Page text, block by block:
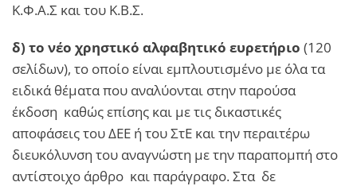
Κ.Φ.Α.Σ και του Κ.Β.Σ.
δ) το νέο χρηστικό αλφαβητικό ευρετήριο (120
σελίδων), το οποίο είναι εμπλουτισμένο με όλα τα
ειδικά θέματα που αναλύονται στην παρούσα
έκδοση καθώς επίσης και με τις δικαστικές
αποφάσεις του ΔΕΕ ή του ΣτΕ και την περαιτέρω
διευκόλυνση του αναγνώστη με την παραπομπή στο
αντίστοιχο άρθρο και παράγραφο. Στα δε